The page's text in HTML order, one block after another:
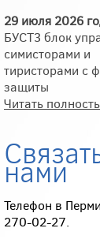
29 июля 2026
БУСТ3 блок
симисторами и
тиристорами с
защиты
Читать
нами
Телефон в
270-02-27.